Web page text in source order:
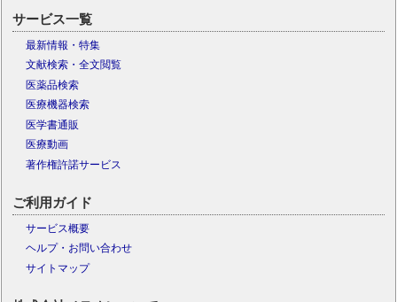
サービス一覧
最新情報・特集
文献検索・全文閲覧
医薬品検索
医療機器検索
医学書通販
医療動画
著作権許諾サービス
ご利用ガイド
サービス概要
ヘルプ・お問い合わせ
サイトマップ